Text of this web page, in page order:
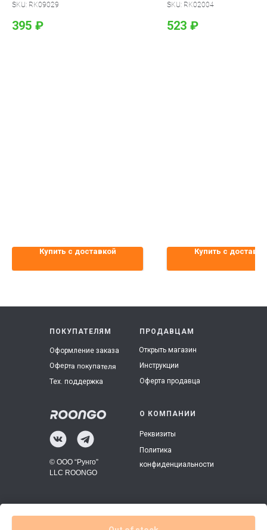
SKU: RK09029
395 ₽
Купить с доставкой
SKU: RK02004
523 ₽
Купить с
ПРОДАВЦАМ
Оферта продавца
Инструкции
Открыть магазин
ПОКУПАТЕЛЯМ
Тех. поддержка
Оферта покупателя
Оформление заказа
О КОМПАНИИ
Политика
конфиденциальности
Реквизиты
© ООО “Рунго”
LLC ROONGO